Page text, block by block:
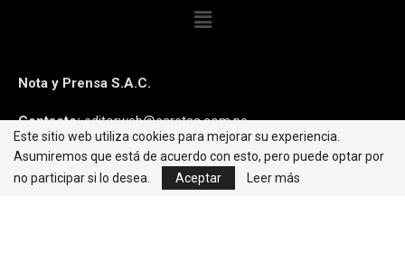
Nota y Prensa S.A.C.
Contacto:editorweb@caretas.com.pe
Síguenos:
Este sitio web utiliza cookies para mejorar su experiencia.
Asumiremos que está de acuerdo con esto, pero puede optar por
no participar si lo desea.
Aceptar Leer más